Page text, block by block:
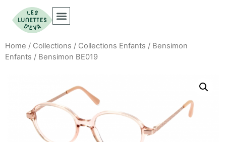
Home / Collections / Collections Enfants / Bensimon
Enfants / Bensimon BE019